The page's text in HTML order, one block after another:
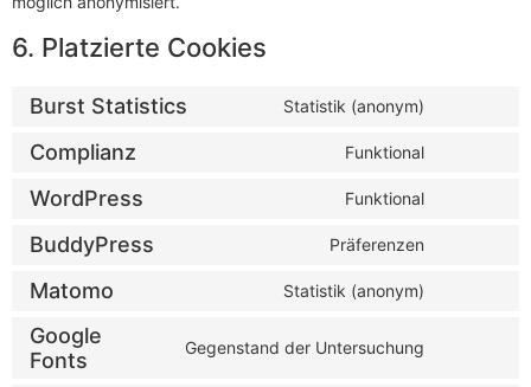
6. Platzierte Cookies
Burst Statistics Statistik (anonym)
Complianz Funktional
WordPress Funktional
BuddyPress Präferenzen
Matomo Statistik (anonym)
Google
Fonts
Gegenstand der Untersuchung